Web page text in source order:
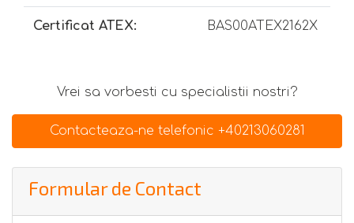
Certificat ATEX: BAS00ATEX2162X
Vrei sa vorbesti cu specialistii nostri?
Contacteaza-ne telefonic +40213060281
Formular de Contact